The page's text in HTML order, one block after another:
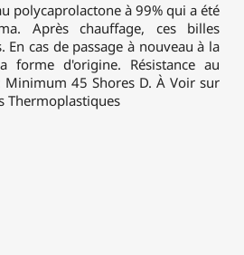
polycaprolactone à 99% qui a été
Après chauffage, ces billes
cas de passage à nouveau à la
d'origine. Résistance au
45 Shores D. À Voir sur
Thermoplastiques